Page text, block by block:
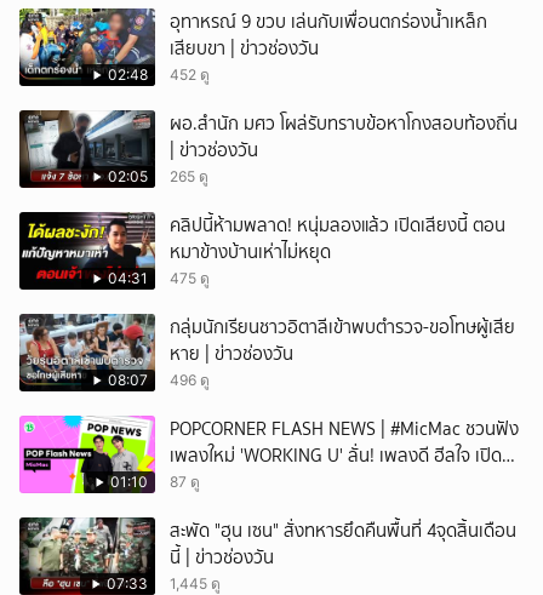
02:48
อุทาหรณ์ 9 ขวบ เล่นกับเพื่อนตกร่องน้ำเหล็ก
เสียบขา | ข่าวช่องวัน
452 ดู
02:05
ผอ.สำนัก มศว โผล่รับทราบข้อหาโกงสอบท้องถิ่น
| ข่าวช่องวัน
265 ดู
04:31
คลิปนี้ห้ามพลาด! หนุ่มลองแล้ว เปิดเสียงนี้ ตอน
หมาข้างบ้านเห่าไม่หยุด
475 ดู
08:07
กลุ่มนักเรียนชาวอิตาลีเข้าพบตำรวจ-ขอโทษผู้เสีย
หาย | ข่าวช่องวัน
496 ดู
01:10
POPCORNER FLASH NEWS | #MicMac ชวนฟัง
เพลงใหม่ 'WORKING U' ลั่น! เพลงดี ฮีลใจ เปิด
ฟังได้ทุกสถานการณ์
87 ดู
07:33
สะพัด "ฮุน เซน" สั่งทหารยึดคืนพื้นที่ 4จุดสิ้นเดือน
นี้ | ข่าวช่องวัน
1,445 ดู